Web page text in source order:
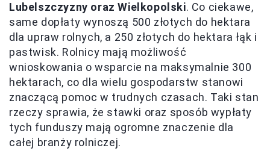
Lubelszczyzny oraz Wielkopolski. Co ciekawe,
same dopłaty wynoszą 500 złotych do hektara
dla upraw rolnych, a 250 złotych do hektara łąk i
pastwisk. Rolnicy mają możliwość
wnioskowania o wsparcie na maksymalnie 300
hektarach, co dla wielu gospodarstw stanowi
znaczącą pomoc w trudnych czasach. Taki stan
rzeczy sprawia, że stawki oraz sposób wypłaty
tych funduszy mają ogromne znaczenie dla
całej branży rolniczej.